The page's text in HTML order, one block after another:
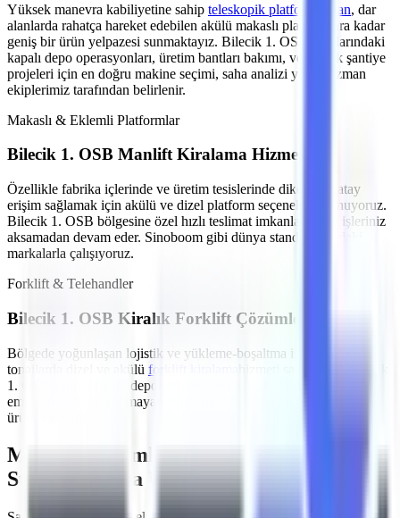
Yüksek manevra kabiliyetine sahip teleskopik platformlardan, dar
alanlarda rahatça hareket edebilen akülü makaslı platformlara kadar
geniş bir ürün yelpazesi sunmaktayız. Bilecik 1. OSB
sınırlarındaki
kapalı depo operasyonları, üretim bantları bakımı, veya açık şantiye
projeleri için en doğru makine seçimi, saha analizi yapan uzman
ekiplerimiz tarafından belirlenir.
Makaslı & Eklemli Platformlar
Bilecik 1. OSB Manlift Kiralama Hizmeti
Özellikle fabrika içlerinde ve üretim tesislerinde dikey ve yatay
erişim sağlamak için akülü ve dizel platform seçenekleri sunuyoruz.
Bilecik 1. OSB bölgesine özel hızlı teslimat imkanlarımızla işleriniz
aksamadan devam eder. Sinoboom gibi dünya standartlarındaki
markalarla çalışıyoruz.
Forklift & Telehandler
Bilecik 1. OSB Kiralık Forklift Çözümleri
Bölgede yoğunlaşan lojistik ve yükleme-boşaltma işleri
tonajlarda dizel ve akülü forklift kiralama
1. OSB
sınırlarındaki depolama tesisleri için sessiz çalışan ve
emisyon salınımı yapmayan akülü modeller en çok tercih edilen
ürünlerimizdir.
MMO Denetimli ve İş Güvenliği
Standartlarına Uygun Filo